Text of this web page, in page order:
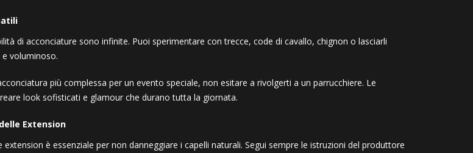
di acconciature sono infinite. Puoi sperimentare con trecce, code di cavallo, chignon o lasciarli
voluminoso.
più complessa per un evento speciale, non esitare a rivolgerti a un parrucchiere. Le
look sofisticati e glamour che durano tutta la giornata.
Extension
è essenziale per non danneggiare i capelli naturali. Segui sempre le istruzioni del produttore